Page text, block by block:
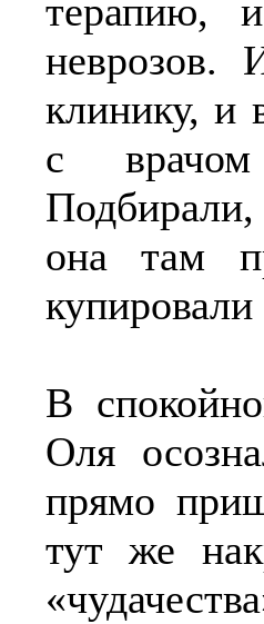
терапию,
неврозов.
клинику, и
с врачом
она там
купировали
В
Оля
прямо
тут же